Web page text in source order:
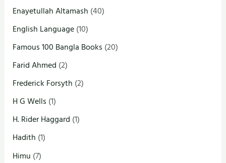
Enayetullah Altamash (40)
English Language(10)
Famous 100 Bangla Books (20)
Farid Ahmed (2)
Frederick Forsyth (2)
H G Wells (1)
H. Rider Haggard (1)
Hadith (1)
Himu (7)